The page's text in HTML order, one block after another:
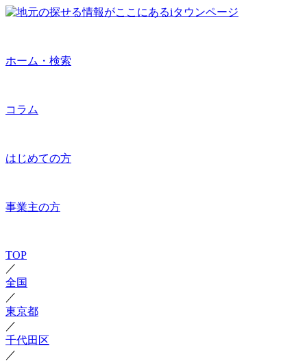
ホーム・検索
コラム
はじめての方
事業主の方
TOP
／
全国
／
東京都
／
千代田区
／